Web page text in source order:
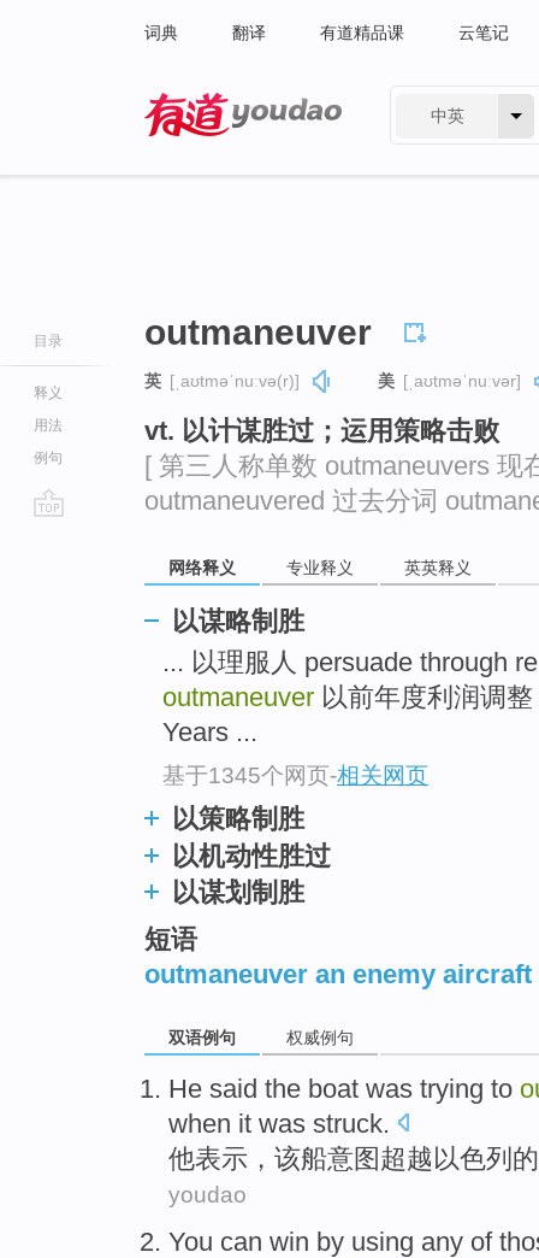
词典 翻译 有道精品课 云笔记
中英
目录
释义
用法
例句
outmaneuver
英 [ˌaʊtməˈnuːvə(r)] 美 [ˌaʊtməˈnuːvər]
vt. 以计谋胜过；运用策略击败
[ 第三人称单数 outmaneuvers 现
outmaneuvered 过去分词
网络释义 专业释义 英英释义
以谋略制胜
... 以理服人 persuade through
outmaneuver 以前年度利润调
Years ...
基于1345个网页-相关网页
以策略制胜
以机动性胜过
以谋划制胜
短语
outmaneuver an enemy aircraft
双语例句 权威例句
He said the boat was trying to
when it was struck.
他表示 ， 该船意图超越 以色列 的
youdao
You can win by using any of